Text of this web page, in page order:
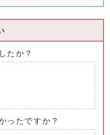
たか？
ったですか？